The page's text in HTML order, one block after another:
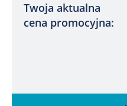
Twoja aktualna
cena promocyjna: